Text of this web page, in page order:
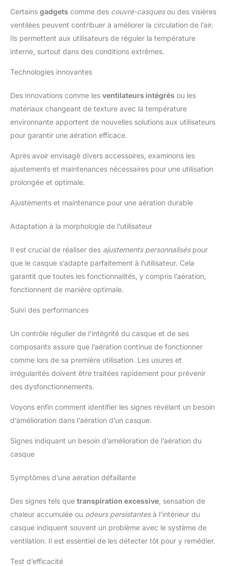
Certains gadgets comme des couvre-casquesou des visières
ventilées peuvent contribuer à améliorer la circulation de l’air.
Ils permettent aux utilisateurs de réguler la température
interne, surtout dans des conditions extrêmes.
Technologies innovantes
Des innovations comme les ventilateurs intégrés ou les
matériaux changeant de texture avec la température
environnante apportent de nouvelles solutions aux utilisateurs
pour garantir une aération efficace.
Après avoir envisagé divers accessoires, examinons les
ajustements et maintenances nécessaires pour une utilisation
prolongée et optimale.
Ajustements et maintenance pour une aération durable
Adaptation à la morphologie de l’utilisateur
Il est crucial de réaliser des ajustements personnaliséspour
que le casque s’adapte parfaitement à l’utilisateur. Cela
garantit que toutes les fonctionnalités, y compris l’aération,
fonctionnent de manière optimale.
Suivi des performances
Un contrôle régulier de l’intégrité du casque et de ses
composants assure que l’aération continue de fonctionner
comme lors de sa première utilisation. Les usures et
irrégularités doivent être traitées rapidement pour prévenir
des dysfonctionnements.
Voyons enfin comment identifier les signes révélant un besoin
d’amélioration dans l’aération d’un casque.
Signes indiquant un besoin d’amélioration de l’aération du
casque
Symptômes d’une aération défaillante
Des signes tels que transpiration excessive , sensation de
chaleur accumulée ou odeurs persistantesà l’intérieur du
casque indiquent souvent un problème avec le système de
ventilation. Il est essentiel de les détecter tôt pour y remédier.
Test d’efficacité